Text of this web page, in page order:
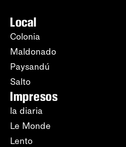
Local
Colonia
Maldonado
Paysandú
Salto
Impresos
la diaria
Le Monde
Lento